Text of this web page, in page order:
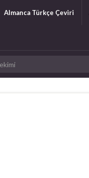
Almanca Türkçe Çeviri